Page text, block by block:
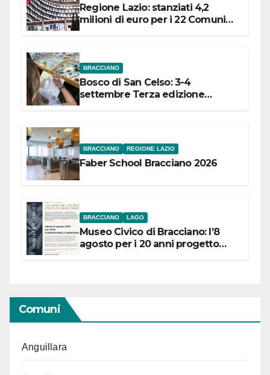
Regione Lazio: stanziati 4,2
milioni di euro per i 22 Comuni
BRACCIANO
Bosco di San Celso: 3-4
settembre Terza edizione
BRACCIANO REGIONE LAZIO
Faber School Bracciano 2026
BRACCIANO LAGO
Museo Civico di Bracciano: l’8
agosto per i 20 anni progetto
Comuni
Anguillara